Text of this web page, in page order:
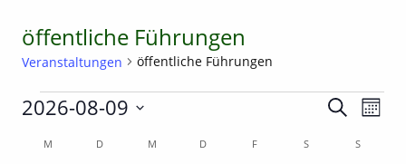
öffentliche Führungen
Veranstaltungen öffentliche Führungen
Veranstaltungen
Suche
SucheMonat
2026-08-09
Kalender
M DDIENSTAGM MITTWOCH
DDONNERSTAG
F S S